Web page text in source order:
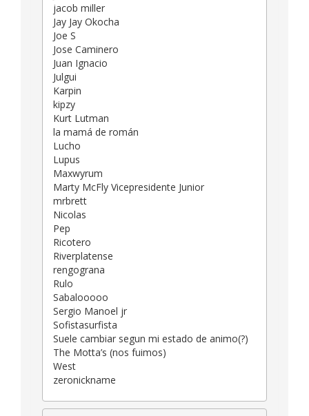
jacob miller
Jay Jay Okocha
Joe S
Jose Caminero
Juan Ignacio
Julgui
Karpin
kipzy
Kurt Lutman
la mamá de román
Lucho
Lupus
Maxwyrum
Marty McFly Vicepresidente Junior
mrbrett
Nicolas
Pep
Ricotero
Riverplatense
rengograna
Rulo
Sabalooooo
Sergio Manoel jr
Sofistasurfista
Suele cambiar segun mi estado de animo(?)
The Motta’s (nos fuimos)
West
zeronickname